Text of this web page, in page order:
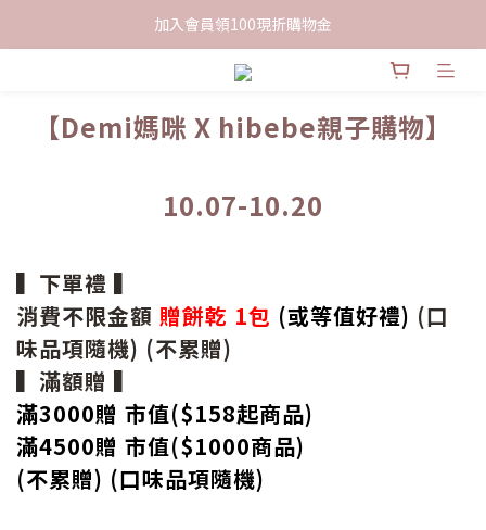
限時下單送餅乾乙包，滿$999免運
加入會員領100現折購物金
限時下單送餅乾乙包，滿$999免運
【Demi媽咪 X hibebe親子購物】
10.07-10.20
▍下單禮 ▍
消費不限金額 贈餅乾 1包 (或等值好禮) (口
味品項隨機) (不累贈)
▍滿額贈 ▍
滿3000贈 市值($158起商品)
滿4500贈 市值($1000商品)
(不累贈) (口味品項隨機)